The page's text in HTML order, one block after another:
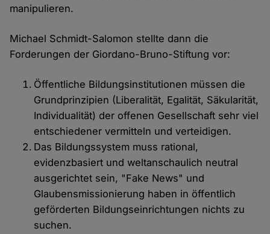
manipulieren.
Michael Schmidt-Salomon stellte dann die
Forderungen der Giordano-Bruno-Stiftung vor:
Öffentliche Bildungsinstitutionen müssen die
Grundprinzipien (Liberalität, Egalität, Säkularität,
Individualität) der offenen Gesellschaft sehr viel
entschiedener vermitteln und verteidigen.
Das Bildungssystem muss rational,
evidenzbasiert und weltanschaulich neutral
ausgerichtet sein, "Fake News" und
Glaubensmissionierung haben in öffentlich
geförderten Bildungseinrichtungen nichts zu
suchen.